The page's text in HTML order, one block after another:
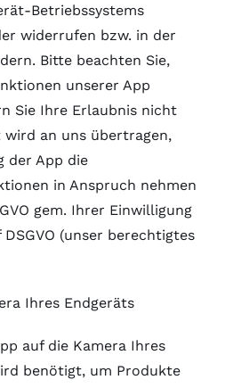
Betriebssystems
widerrufen bzw. in der
Bitte beachten Sie,
unserer App
Sie Ihre Erlaubnis nicht
an uns übertragen,
der App die
in Anspruch nehmen
gem. Ihrer Einwilligung
(unser berechtigtes
Ihres Endgeräts
auf die Kamera Ihres
benötigt, um Produkte